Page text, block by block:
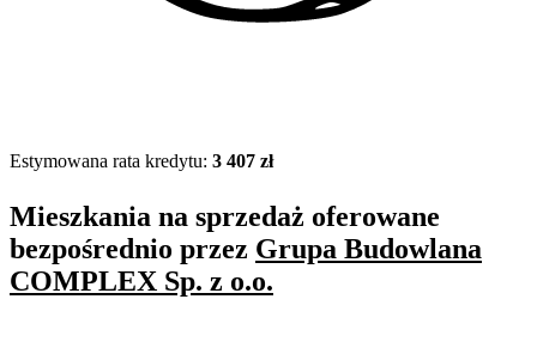
Estymowana rata kredytu: 3 407 zł
Mieszkania na sprzedaż oferowane
bezpośrednio przez Grupa Budowlana
COMPLEX Sp. z o.o.